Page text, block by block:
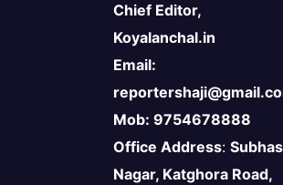
Chief Editor,
Koyalanchal.in
Email:
Mob: 9754678888
Office Address:
Nagar, Katghora Road,